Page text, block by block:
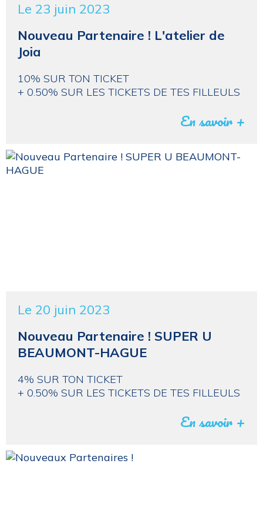
Le 23 juin 2023
Nouveau Partenaire ! L'atelier de
Joia
10% SUR TON TICKET
+ 0.50% SUR LES TICKETS DE TES FILLEULS
En savoir +
Le 20 juin 2023
Nouveau Partenaire ! SUPER U
BEAUMONT-HAGUE
4% SUR TON TICKET
+ 0.50% SUR LES TICKETS DE TES FILLEULS
En savoir +